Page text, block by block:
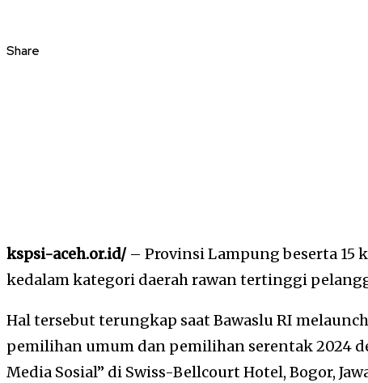
Share
kspsi-aceh.or.id/– Provinsi Lampung beserta 15
kedalam kategori daerah rawan tertinggi
Hal tersebut terungkap saat Bawaslu RI
pemilihan umum dan pemilihan serentak 2024
Media Sosial” di Swiss-Bellcourt Hotel, Bogor,